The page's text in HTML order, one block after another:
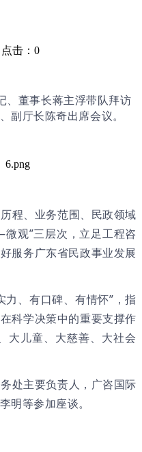
点击： 0
董事长蒋主浮带队拜访
副厅长陈奇出席会议。
程、业务范围、民政领域
观”三层次，立足工程咨
服务广东省民政事业发展
力、有口碑、有情怀”，指
科学决策中的重要支撑作
大儿童、大慈善、大社会
处主要负责人，广咨国际
明等参加座谈。